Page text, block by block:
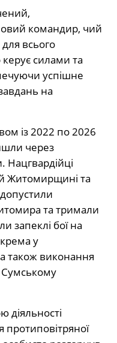
командир, чий
всього
керує силами та
успішне
на
із 2022 по 2026
через
Нацгвардійці
Житомирщині та
та тримали
запеклі бої на
у
також виконання
Сумському
діяльності
протиповітряної